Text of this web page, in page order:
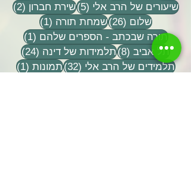
שיעורים של הרב אלי (5) 5 פוסטיםשירת חברון (2)
2 פוסטים
שלום (26) 26 פוסטים
שמחת תורה (1)
פוסט 1
תורה שבכתב - הספרים שלהם (1)
פוסט 1
תל אביב (8) 8 פוסטיםתלמידות של דינה (24)
24 פוסטים
תלמידים של הרב אלי (32) 32 פוסטים
תמונות (1)